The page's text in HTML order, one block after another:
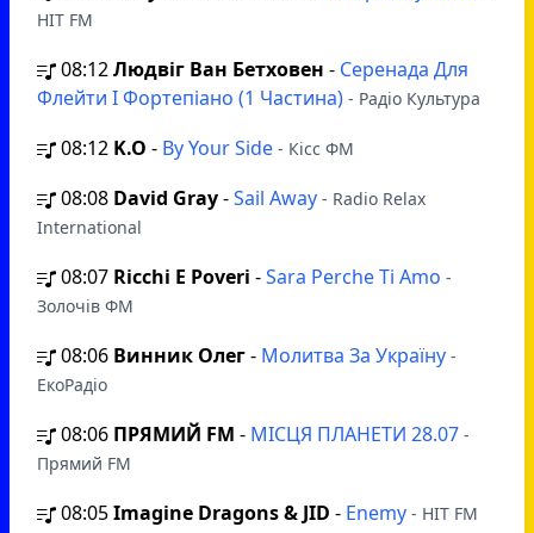
HIT FM
08:12Людвіг Ван Бетховен - Серенада Для
Флейти І Фортепіано (1 Частина) - Радіо Культура
08:12 K.O - By Your Side - Кісс ФМ
08:08 David Gray-Sail Away - Radio Relax
International
08:07 Ricchi E Poveri -Sara Perche Ti Amo -
Золочів ФМ
08:06 Винник Олег- Молитва За Україну -
ЕкоРадіо
08:06 ПРЯМИЙ FM - МІСЦЯ ПЛАНЕТИ 28.07 -
Прямий FM
08:05Imagine Dragons & JID - Enemy - HIT FM